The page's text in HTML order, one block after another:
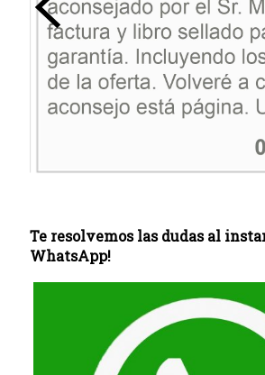
Te resolvemos las dudas al
WhatsApp!